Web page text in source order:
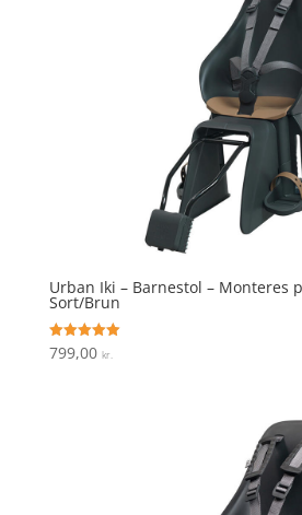
Urban Iki – Barnestol – Monteres
Sort/Brun
Vurderet
5
799,00 kr.